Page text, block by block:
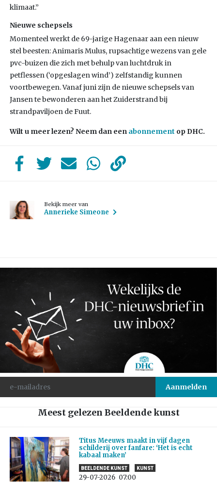
klimaat.”
Nieuwe schepsels
Momenteel werkt de 69-jarige Hagenaar aan een nieuw
stel beesten: Animaris Mulus, rupsachtige wezens van gele
pvc-buizen die zich met behulp van luchtdruk in
petflessen (‘opgeslagen wind’) zelfstandig kunnen
voortbewegen. Vanaf juni zijn de nieuwe schepsels van
Jansen te bewonderen aan het Zuiderstrand bij
strandpaviljoen de Fuut.
Wilt u meer lezen? Neem dan een abonnement op DHC.
Bekijk meer van
Annerieke Simeone
Meest gelezen Beeldende kunst
Titus Meeuws maakt in vijf dagen
schilderij over fanfare: ‘Het is echt
kabaal maken’
BEELDENDE KUNST KUNST
29-07-2026 07:00